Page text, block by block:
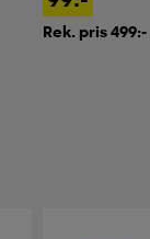
Rek. pris 499:-